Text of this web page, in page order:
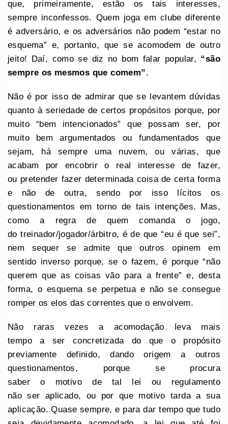
que, primeiramente, estão os tais interesses,
sempre inconfessos. Quem joga em clube diferente
é adversário, e os adversários não podem “estar no
esquema” e, portanto, que se acomodem de outro
jeito! Daí, como se diz no bom falar popular, “são
sempre os mesmos que comem”.
Não é por isso de admirar que se levantem dúvidas
quanto à seriedade de certos propósitos porque, por
muito “bem intencionados” que possam ser, por
muito bem argumentados ou fundamentados que
sejam, há sempre uma nuvem, ou várias, que
acabam por encobrir o real interesse de fazer,
ou pretender fazer determinada coisa de certa forma
e não de outra, sendo por isso lícitos os
questionamentos em torno de tais intenções. Mas,
como a regra de quem comanda o jogo,
do treinador/jogador/árbitro, é de que “eu é que sei”,
nem sequer se admite que outros opinem em
sentido inverso porque, se o fazem, é porque “não
querem que as coisas vão para a frente” e, desta
forma, o esquema se perpetua e não se consegue
romper os elos das correntes que o envolvem.
Não raras vezes a acomodação leva mais
tempo a ser concretizada do que o propósito
previamente definido, dando origem a outros
questionamentos, porque se procura
saber o motivo de tal lei ou regulamento
não ser aplicado, ou por que motivo tarda a sua
aplicação. Quase sempre, e para dar tempo que tudo